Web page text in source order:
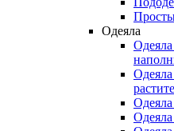
Одеяла